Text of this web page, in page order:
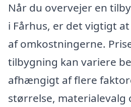
Når du overvejer en
i Fårhus, er det vigtigt
af omkostningerne.
tilbygning kan variere
afhængigt af flere
størrelse, materialevalg